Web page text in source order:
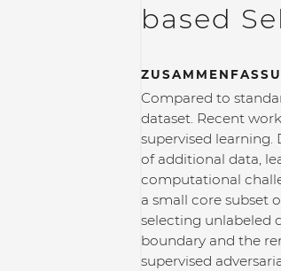
based
Compared to
dataset. Recent
supervised
of additional data,
computational
a small core subset
selecting unlabeled
boundary and the
supervised